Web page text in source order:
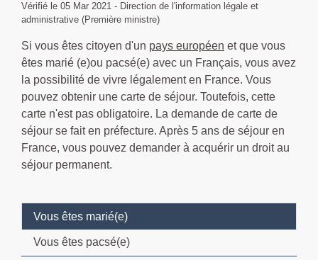
Vérifié le 05 Mar 2021 - Direction de l'information légale et
administrative (Première ministre)
Si vous êtes citoyen d'un pays européen et que vous
êtes marié (e)ou pacsé(e) avec un Français, vous avez
la possibilité de vivre légalement en France. Vous
pouvez obtenir une carte de séjour. Toutefois, cette
carte n'est pas obligatoire. La demande de carte de
séjour se fait en préfecture. Après 5 ans de séjour en
France, vous pouvez demander à acquérir un droit au
séjour permanent.
Vous êtes marié(e)
Vous êtes pacsé(e)